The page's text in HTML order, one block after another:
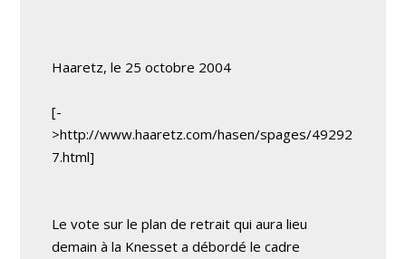
Haaretz, le 25 octobre 2004
[-
>http://www.haaretz.com/hasen/spages/49292
7.html]
Le vote sur le plan de retrait qui aura lieu
demain à la Knesset a débordé le cadre